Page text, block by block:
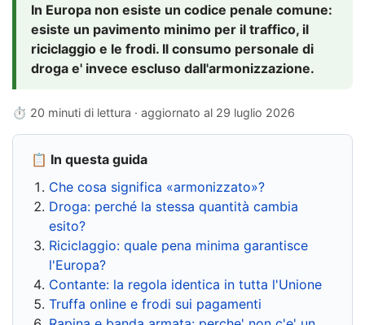
In Europa non esiste un codice penale comune:
esiste un pavimento minimo per il traffico, il
riciclaggio e le frodi. Il consumo personale di
droga e' invece escluso dall'armonizzazione.
⏱ 20 minuti di lettura · aggiornato al 29 luglio 2026
📋 In questa guida
Che cosa significa «armonizzato»?
Droga: perché la stessa quantità cambia
esito?
Riciclaggio: quale pena minima garantisce
l'Europa?
Contante: la regola identica in tutta l'Unione
Truffa online e frodi sui pagamenti